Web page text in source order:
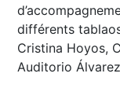
différents
Cristina Hoyos,
Auditorio